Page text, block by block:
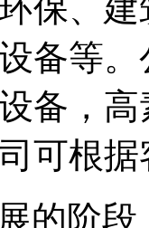
保、
备等
备，
可根
的阶